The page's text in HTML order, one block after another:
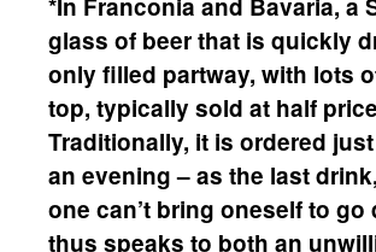
*In Franconia and Bavaria, a
glass of beer that is quickly
only filled partway, with lots
top, typically sold at half
Traditionally, it is ordered
an evening – as the last
one can’t bring oneself to go
thus speaks to both an